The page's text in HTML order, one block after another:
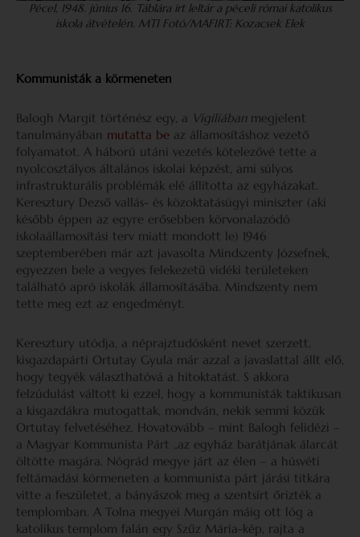
Pécel, 1948. június 16. Táblára írt leltár a péceli római katolikus
iskola átvételén. MTI Fotó/MAFIRT: Kozacsek Elek
Kommunisták a körmeneten
Balogh Margit történész egy, a Vigiliában megjelent
tanulmányában mutatta be az államosításhoz vezető
folyamatot. A háború utáni vezetés kötelezővé tette a
nyolcosztályos általános iskolai képzést, ami súlyos
infrastrukturális problémák elé állította az egyházakat.
Keresztury Dezső vallás- és közoktatásügyi miniszter (aki
később éppen az egyre erősebben körvonalazódó
iskolaállamosítási terv miatt mondott le) 1946
szeptemberében már azt javasolta Mindszenty Józsefnek,
egyezzen bele a vegyes felekezetű vidéki területeken
található apró iskolák államosításába. Mindszenty nem
tette meg ezt az engedményt.
Keresztury utódja, a néprajztudósként nevet szerzett,
kisgazdapárti Ortutay Gyula már azzal a javaslattal állt elő,
hogy tegyék választhatóvá a hitoktatást. S akkora
felzúdulást váltott ki ezzel, hogy a kommunisták taktikusan
a kisgazdákra mutogattak, mondván, nekik semmi közük
Ortutay felvetéséhez. Hovatovább – mint Balogh felidézi –
a Magyar Kommunista Párt „az egyház barátjának álarcát
öltötte magára. Nógrád megye járt az élen – a húsvéti
feltámadási körmeneten a kommunista párt járási titkára
vitte a feszületet, a bányászok meg a szentsírt őrizték a
templomban. A Tolna megyei Murgán máig ott lóg a
katolikus templom falán egy Szűz Mária-kép, rajta a